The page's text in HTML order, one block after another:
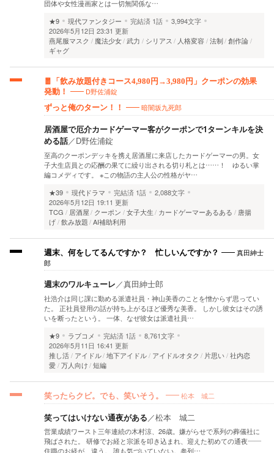
団体や女性漫画家とは一切無関係な…
★9
現代ファンタジー 完結済 1話
3,994文字
2026年5月12日 23:31 更新
燕尾服マスク
魔法少女 武力 シリアス 人格変容 法制 創作論
ギャグ
🧧「飲み放題付きコース4,980円→3,980円」クーポンの効果
発動！
D野佐浦錠
ずっと俺のターン！！ 暗闇坂九死郎
居酒屋で厄介カードゲーマー客がクーポンで1ターンキルを決
める話／D野佐浦錠
至高のクーポンデッキを携え居酒屋に来店したカードゲーマーの男。女
子大生店員との応酬の果てに繰り出される切り札とは……！ ゆるい掌
編コメディです。 ※この物語の主人公の性格がヤ…
★39
現代ドラマ 完結済 1話
2,088文字
2026年5月12日 19:11 更新
TCG
居酒屋 クーポン 女子大生 カードゲーマーあるある
唐揚
げ 飲み放題 AI補助利用
週末、何をしてるんですか？ 忙しいんですか？
真田紳士
郎
週末のワルキューレ／真田紳士郎
社浩介は同じ課に勤める派遣社員・神山美香のことを憎からず思ってい
た。 正社員登用の話が持ち上がるほど優秀な美香。 しかし彼女はその誘
いを断ったという。 一体、なぜ彼女は派遣社員…
★9
ラブコメ 完結済 1話
8,761文字
2026年5月11日 16:41 更新
推し活
アイドル 地下アイドル アイドルオタク 片思い 社内恋
愛 万人向け 短編
笑ったらクビ。でも、笑いそう。 松本 城二
笑ってはいけない通夜がある／松本 城二
営業成績ワースト三年連続の木村涼、26歳。嫌がらせで系列の葬儀社に
飛ばされた。 研修でお経と宗派を叩き込まれ、迎えた初めての通夜——
住職のお経が、違う。 誰も気づいていない。参列…